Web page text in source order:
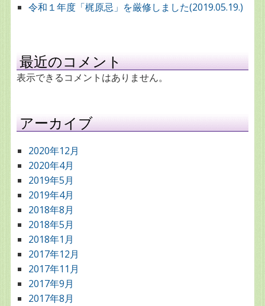
令和１年度「梶原忌」を厳修しました(2019.05.19.)
最近のコメント
表示できるコメントはありません。
アーカイブ
2020年12月
2020年4月
2019年5月
2019年4月
2018年8月
2018年5月
2018年1月
2017年12月
2017年11月
2017年9月
2017年8月